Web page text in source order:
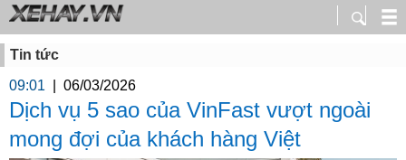
Tin tức
09:01
06/03/2026
Dịch vụ 5 sao của VinFast vượt ngoài
mong đợi của khách hàng Việt